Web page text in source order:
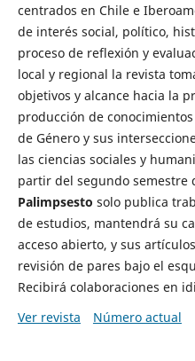
centrados en Chile e
de interés social, político,
proceso de reflexión y
local y regional la revista
objetivos y alcance hacia la
producción de
de Género y sus
las ciencias sociales y
partir del segundo semestre
Palimpsesto solo publica
de estudios, mantendrá su
acceso abierto, y sus
revisión de pares bajo el
Recibirá colaboraciones en
Ver revista
Número actual